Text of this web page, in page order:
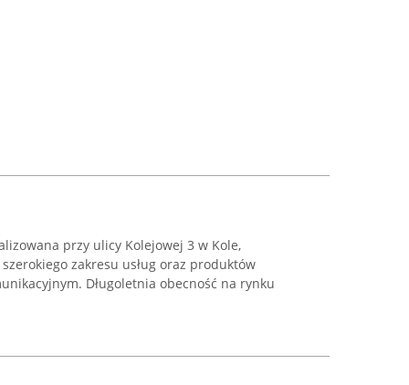
przy ulicy Kolejowej 3 w Kole,
zakresu usług oraz produktów
Długoletnia obecność na rynku